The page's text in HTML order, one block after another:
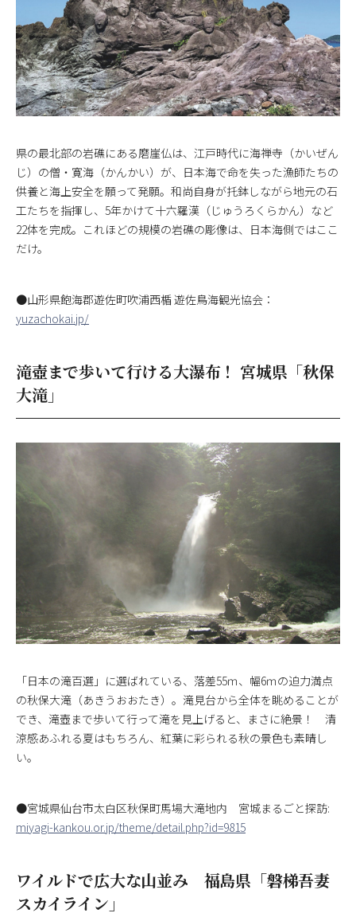
県の最北部の岩礁にある磨崖仏は、江戸時代に海禅寺（かいぜん
じ）の僧・寛海（かんかい）が、日本海で命を失った漁師たちの
供養と海上安全を願って発願。和尚自身が托鉢しながら地元の石
工たちを指揮し、5年かけて十六羅漢（じゅうろくらかん）など
22体を完成。これほどの規模の岩礁の彫像は、日本海側ではここ
だけ。
●山形県飽海郡遊佐町吹浦西楯 遊佐鳥海観光協会：
yuzachokai.jp/
滝壺まで歩いて行ける大瀑布！ 宮城県「秋保
大滝」
「日本の滝百選」に選ばれている、落差55ｍ、幅6ｍの迫力満点
の秋保大滝（あきうおおたき）。滝見台から全体を眺めることが
でき、滝壺まで歩いて行って滝を見上げると、まさに絶景！ 清
涼感あふれる夏はもちろん、紅葉に彩られる秋の景色も素晴し
い。
●宮城県仙台市太白区秋保町馬場大滝地内 宮城まるごと探訪:
miyagi-kankou.or.jp/theme/detail.php?id=9815
ワイルドで広大な山並み 福島県「磐梯吾妻
スカイライン」